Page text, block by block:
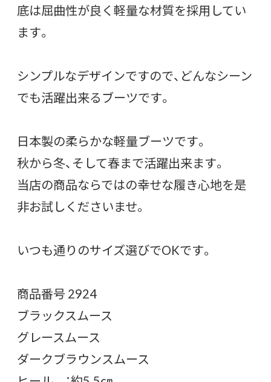
底は屈曲性が良く軽量な材質を採用してい
ます。
シンプルなデザインですので、どんなシーン
でも活躍出来るブーツです。
日本製の柔らかな軽量ブーツです。
秋から冬、そして春まで活躍出来ます。
当店の商品ならではの幸せな履き心地を是
非お試しくださいませ。
いつも通りのサイズ選びでOKです。
商品番号 2924
ブラックスムース
グレースムース
ダークブラウンスムース